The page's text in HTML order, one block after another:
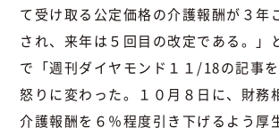
て受け取る公定価格の介護報酬が３年
され、来年は５回目の改定である。」
で「週刊ダイヤモンド１１/18の記事
怒りに変わった。１０月８日に、財務
介護報酬を６％程度引き下げるよう厚